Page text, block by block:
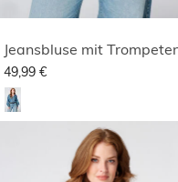
49,99 €